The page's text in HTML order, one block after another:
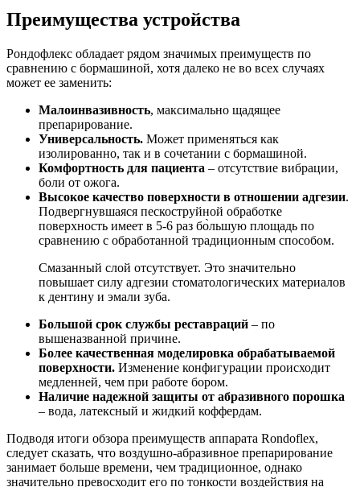
Преимущества устройства
Рондофлекс обладает рядом значимых преимуществ по
сравнению с бормашиной, хотя далеко не во всех случаях
может ее заменить:
Малоинвазивность, максимально щадящее
препарирование.
Универсальность. Может применяться как
изолированно, так и в сочетании с бормашиной.
Комфортность для пациента – отсутствие вибрации,
боли от ожога.
Высокое качество поверхности в отношении адгезии.
Подвергнувшаяся пескоструйной обработке
поверхность имеет в 5-6 раз бо̀льшую площадь по
сравнению с обработанной традиционным способом.
Смазанный слой отсутствует. Это значительно
повышает силу адгезии стоматологических материалов
к дентину и эмали зуба.
Большой срок службы реставраций – по
вышеназванной причине.
Более качественная моделировка обрабатываемой
поверхности. Изменение конфигурации происходит
медленней, чем при работе бором.
Наличие надежной защиты от абразивного порошка
– вода, латексный и жидкий коффердам.
Подводя итоги обзора преимуществ аппарата Rondoflex,
следует сказать, что воздушно-абразивное препарирование
занимает больше времени, чем традиционное, однако
значительно превосходит его по тонкости воздействия на